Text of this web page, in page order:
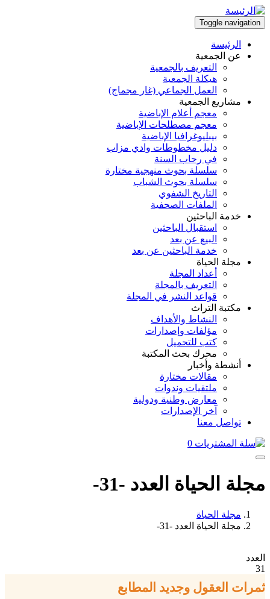
تجاوز
إلى
الرئيسي
Toggle navigation
Main
navigation
الرئيسة
عن الجمعية
التعريف بالجمعية
هيكلة الجمعية
العمل الجماعي (غار مجماج)
مشاريع الجمعية
معجم أعلام الإباضية
معجم مصطلحات الإباضية
بيبليوغرافيا الإباضية
دليل مخطوطات وادي مزاب
في رحاب السنة
سلسلة بحوث منهجية مختارة
سلسلة بحوث الشباب
التاريخ الشفوي
الملفات الصحفية
خدمة الباحثين
استقبال الباحثين
البيع عن بعد
خدمة الباحثين عن بعد
مجلة الحياة
أعداد المجلة
التعريف بالمجلة
قواعد النشر في المجلة
مكتبة التراث
النشاط والأهداف
مؤلفات وإصدارات
كتب للتحميل
محرك بحث المكتبة
أنشطة وأخبار
مقالات مختارة
ملتقيات وندوات
معارض وطنية ودولية
آخر الإصدارات
تواصل معنا
0
مجلة الحياة العدد -31-
مجلة الحياة
مجلة الحياة العدد -31-
العدد
31
ثمرات العقول وجديد المطابع